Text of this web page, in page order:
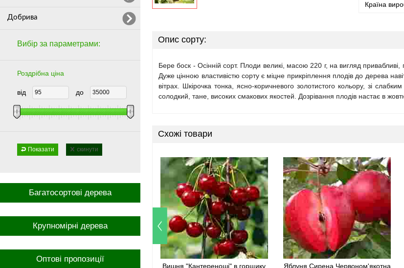
Добрива
Багатосортові дерева
Крупномірні дерева
Оптові пропозиції
Вибір за параметрами:
Роздрібна ціна
від до
Показати скинути
Країна
Опис сорту:
Бере боск - Осінній сорт. Плоди великі, масою 220 г, на вигляд
Дуже цінною властивістю сорту є міцне прикріплення плодів до дерева
вітрах. Шкірочка тонка, ясно-коричневого золотистого кольору, зі
солодкий, тане, високих смакових якостей. Дозрівання плодів настає в
Схожі товари
Вишня "Кантереноші" в горщику
Яблуня Сирена Червоном'якотна